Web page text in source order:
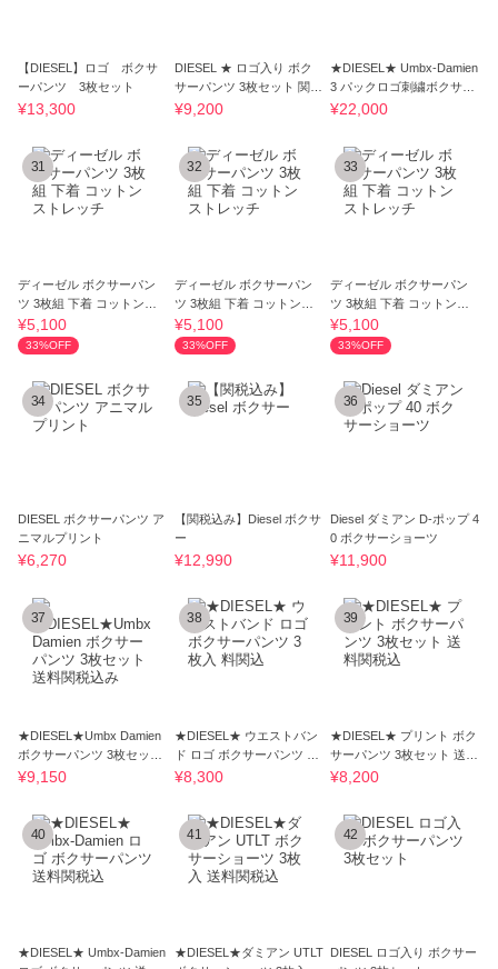
【DIESEL】ロゴ ボクサ
ーパンツ 3枚セット
¥13,300
DIESEL ★ ロゴ入り ボク
サーパンツ 3枚セット 関税
送料込
¥9,200
★DIESEL★ Umbx-Damien
3 パックロゴ刺繍ボクサー
セット 送関込
¥22,000
31
ディーゼル ボクサーパン
ツ 3枚組 下着 コットンス
トレッチ
¥5,100
33%OFF
32
ディーゼル ボクサーパン
ツ 3枚組 下着 コットンス
トレッチ
¥5,100
33%OFF
33
ディーゼル ボクサーパン
ツ 3枚組 下着 コットンス
トレッチ
¥5,100
33%OFF
34
DIESEL ボクサーパンツ ア
ニマルプリント
¥6,270
35
【関税込み】Diesel ボクサ
ー
¥12,990
36
Diesel ダミアン D-ポップ 4
0 ボクサーショーツ
¥11,900
37
★DIESEL★Umbx Damien
ボクサーパンツ 3枚セット
送料関税込み
¥9,150
38
★DIESEL★ ウエストバン
ド ロゴ ボクサーパンツ 3
枚入 料関込
¥8,300
39
★DIESEL★ プリント ボク
サーパンツ 3枚セット 送料
関税込
¥8,200
40
★DIESEL★ Umbx-Damien
41
★DIESEL★ダミアン UTLT
42
DIESEL ロゴ入り ボクサー